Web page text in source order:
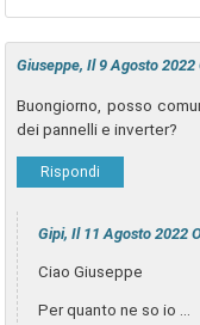
Giuseppe, Il 9 Agosto 2022
Buongiorno, posso
dei pannelli e inverter?
Rispondi
Gipi, Il 11 Agosto 2022
Ciao Giuseppe
Per quanto ne so io …